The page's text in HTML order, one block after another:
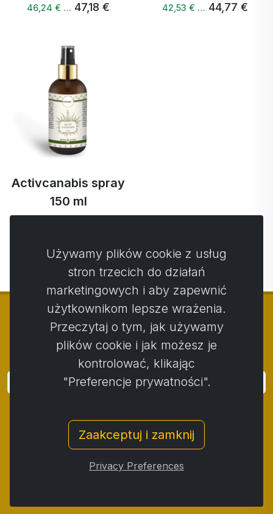
46,24 € … 47,18 € 42,53 € … 44,77 €
Activcanabis spray
150 ml
© Copyright 2014 - 2026 Activstar
Zaloguj się
Zasady i warunki / Polityka prywatności
Procedura składania skarg / Protokół reklamacji
Odstąpienie od umowy / Cookies
Używamy plików cookie z usług
stron trzecich do działań
marketingowych i aby zapewnić
użytkownikom lepsze wrażenia.
Przeczytaj o tym, jak używamy
plików cookie i jak możesz je
kontrolować, klikając
"Preferencje prywatności".
Zaakceptuj i zamknij
Privacy Preferences